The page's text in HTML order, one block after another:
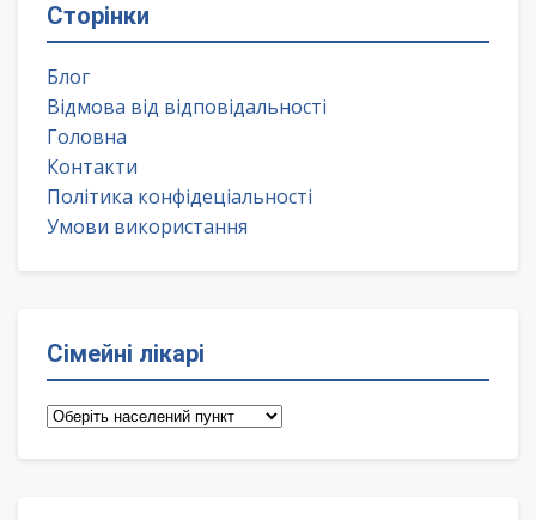
Сторінки
Блог
Відмова від відповідальності
Головна
Контакти
Політика конфідеціальності
Умови використання
Сімейні лікарі
Сімейні